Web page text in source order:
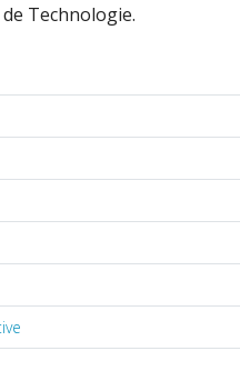
Technologie.